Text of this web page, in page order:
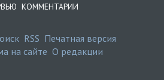
КОММЕНТАРИИ
RSS Печатная версия
на сайте О редакции